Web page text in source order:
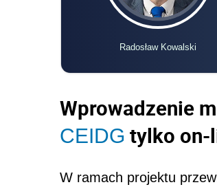
Radosław Kowalski
Wprowadzenie
CEIDG tylko on-
W ramach projektu